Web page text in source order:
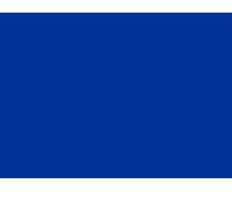
色，提升海
服务品牌。
创造特色、